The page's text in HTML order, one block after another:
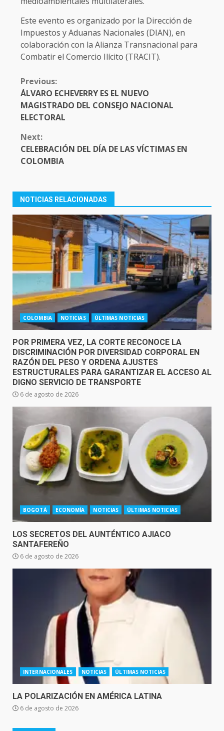
Este evento es organizado por la Dirección de
Impuestos y Aduanas Nacionales (DIAN), en
colaboración con la Alianza Transnacional para
Combatir el Comercio Ilícito (TRACIT).
CONTINUE
READING
Previous:
ÁLVARO ECHEVERRY ES EL NUEVO
MAGISTRADO DEL CONSEJO NACIONAL
ELECTORAL
Next:
CELEBRACIÓN DEL DÍA DE LAS VÍCTIMAS EN
COLOMBIA
NOTICIAS RELACIONADAS
COLOMBIA NOTICIAS ÚLTIMAS NOTICIAS
POR PRIMERA VEZ, LA CORTE RECONOCE LA
DISCRIMINACIÓN POR DIVERSIDAD CORPORAL EN
RAZÓN DEL PESO Y ORDENA AJUSTES
ESTRUCTURALES PARA GARANTIZAR EL ACCESO AL
DIGNO SERVICIO DE TRANSPORTE
6 de agosto de 2026
BOGOTÁ ECONOMÍA NOTICIAS ÚLTIMAS NOTICIAS
LOS SECRETOS DEL AUNTÉNTICO AJIACO
SANTAFEREÑO
6 de agosto de 2026
INTERNACIONALES NOTICIAS ÚLTIMAS NOTICIAS
LA POLARIZACIÓN EN AMÉRICA LATINA
6 de agosto de 2026